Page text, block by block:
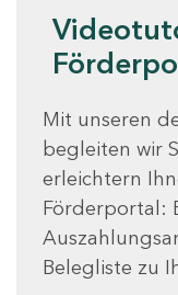
Mit unseren
begleiten wir
erleichtern
Förderportal:
Belegliste zu